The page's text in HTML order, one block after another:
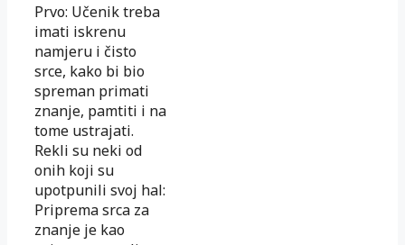
Prvo: Učenik treba
imati iskrenu
namjeru i čisto
srce, kako bi bio
spreman primati
znanje, pamtiti i na
tome ustrajati.
Rekli su neki od
onih koji su
upotpunili svoj hal:
Priprema srca za
znanje je kao